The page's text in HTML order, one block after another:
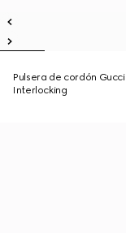
Pulsera de cordón Gucci
Interlocking